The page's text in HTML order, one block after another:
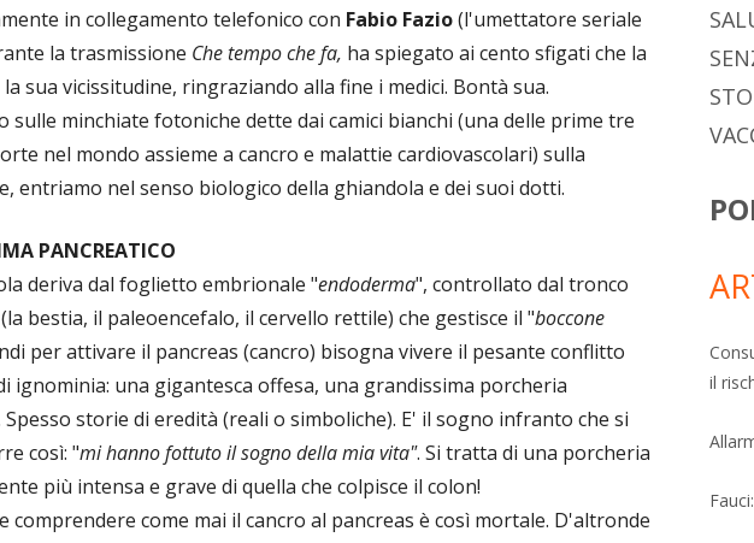
in collegamento telefonico con Fabio Fazio(l'umettatore seriale
la trasmissione Che tempo che fa, ha spiegato ai cento sfigati che la
sua vicissitudine, ringraziando alla fine i medici. Bontà sua.
sulle minchiate fotoniche dette dai camici bianchi (una delle prime tre
nel mondo assieme a cancro e malattie cardiovascolari) sulla
entriamo nel senso biologico della ghiandola e dei suoi dotti.
PANCREATICO
deriva dal foglietto embrionale "endoderma", controllato dal tronco
bestia, il paleoencefalo, il cervello rettile) che gestisce il "boccone
per attivare il pancreas (cancro) bisogna vivere il pesante conflitto
ignominia: una gigantesca offesa, una grandissima porcheria
storie di eredità (reali o simboliche). E' il sogno infranto che si
così: "mi hanno fottuto il sogno della mia vita". Si tratta di una porcheria
più intensa e grave di quella che colpisce il colon!
comprendere come mai il cancro al pancreas è così mortale. D'altronde
il